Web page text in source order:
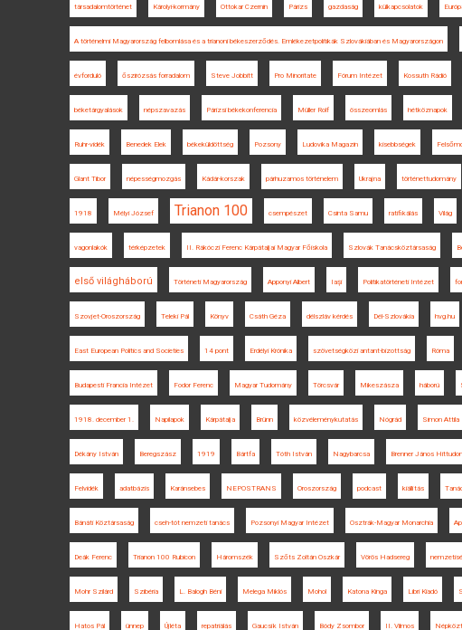
társadalomtörténet Károlyi-kormány Ottokar Czernin Párizs gazdaság külkapcsolatok
A történelmi Magyarország felbomlása és a trianoni békeszerződés. Emlékezetpolitikák Szlovákiában és Magyarországon
évforduló őszirózsás forradalom Steve Jobbitt Pro Minoritate Fórum Intézet Kossuth Rádió
béketárgyalások népszavazás Párizsi békekonferencia Müller Rolf összeomlás hétköznapok
Ruhr-vidék Benedek Elek békeküldöttség Pozsony Ludovika Magazin kisebbségek
Glant Tibor népességmozgás Kádár-korszak párhuzamos történelem Ukrajna történettudomány
1918 Mélyi József Trianon 100 csempészet Csinta Samu ratifikálás Világ
vagonlakók térképzetek II. Rákóczi Ferenc Kárpátaljai Magyar Főiskola Szlovák Tanácsköztársaság
első világháború Történeti Magyarország Apponyi Albert Iaşi Politikatörténeti Intézet
Szovjet-Oroszország Teleki Pál Könyv Csáth Géza délszláv kérdés Dél-Szlovákia hvg.hu
East European Politics and Societies 14 pont Erdélyi Krónika szövetségközi antant-bizottság Róma
Budapesti Francia Intézet Fodor Ferenc Magyar Tudomány Törcsvár Mikeszásza háború
1918. december 1. Napilapok Kárpátalja Brünn közvéleménykutatás Nógrád Simon Attila
Dékány István Beregszász 1919 Bártfa Tóth István Nagybarcsa Brenner János
Felvidék adatbázis Karánsebes NEPOSTRANS Oroszország podcast kiállítás
Bánáti Köztársaság cseh-tót nemzeti tanács Pozsonyi Magyar Intézet Osztrák-Magyar Monarchia
Deák Ferenc Trianon 100 Rubicon Háromszék Szőts Zoltán Oszkár Vörös Hadsereg
Mohr Szilárd Szibéria L. Balogh Béni Melega Miklós Mohol Katona Kinga Libri Kiadó
Hatos Pál ünnep Újléta repatriálás Gaucsík István Bódy Zsombor II. Vilmos